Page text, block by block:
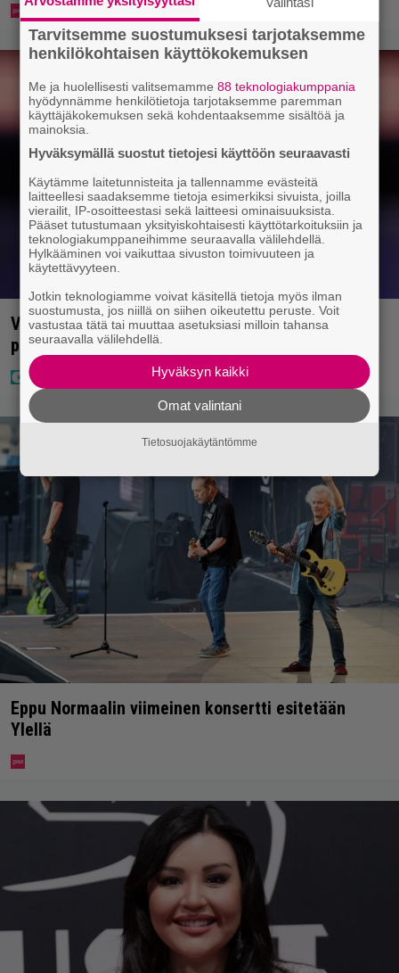
Vappu Pimiä sai huonoa palvelua ravintolassa –
pettyi siellä kahteen asiaan
Eppu Normaalin viimeinen konsertti esitetään
Ylellä
Tarvitsemme suostumuksesi tarjotaksemme
henkilökohtaisen käyttökokemuksen
Me ja huolellisesti valitsemamme88 teknologiakumppania
hyödynnämme henkilötietoja tarjotaksemme paremman
käyttäjäkokemuksen sekä kohdentaaksemme sisältöä ja
mainoksia.
Hyväksymällä suostut tietojesi käyttöön seuraavasti
Käytämme laitetunnisteita ja tallennamme evästeitä
laitteellesi saadaksemme tietoja esimerkiksi sivuista, joilla
vierailit, IP-osoitteestasi sekä laitteesi ominaisuuksista.
Pääset tutustumaan yksityiskohtaisesti käyttötarkoituksiin ja
teknologiakumppaneihimme seuraavalla välilehdellä.
Hylkääminen voi vaikuttaa sivuston toimivuuteen ja
käytettävyyteen.
Jotkin teknologiamme voivat käsitellä tietoja myös ilman
suostumusta, jos niillä on siihen oikeutettu peruste. Voit
vastustaa tätä tai muuttaa asetuksiasi milloin tahansa
seuraavalla välilehdellä.
Hyväksyn kaikki
Omat valintani
Tietosuojakäytäntömme